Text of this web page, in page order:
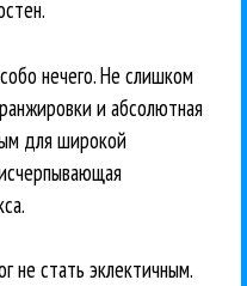
нечего. Не слишком
и абсолютная
для широкой
не стать эклектичным.